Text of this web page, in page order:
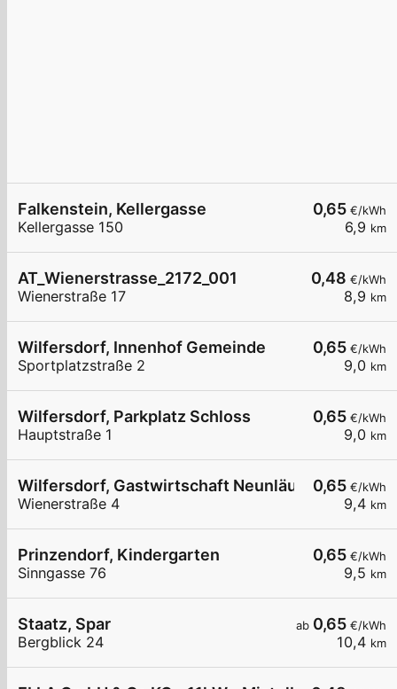
0,65 €/kWh
6,9 km
Falkenstein, Kellergasse
Kellergasse 150
0,48 €/kWh
8,9 km
AT_Wienerstrasse_2172_001
Wienerstraße 17
0,65 €/kWh
9,0 km
Wilfersdorf, Innenhof Gemeinde
Sportplatzstraße 2
0,65 €/kWh
9,0 km
Wilfersdorf, Parkplatz Schloss
Hauptstraße 1
0,65 €/kWh
9,4 km
Wilfersdorf, Gastwirtschaft Neunläuf
Wienerstraße 4
0,65 €/kWh
9,5 km
Prinzendorf, Kindergarten
Sinngasse 76
ab 0,65 €/kWh
10,4 km
Staatz, Spar
Bergblick 24